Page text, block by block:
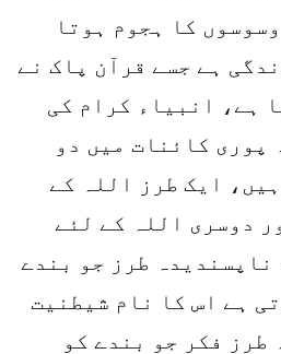
کا ہجوم ہوتا
ہے جسے قرآن پاک نے
ہے، انبیاء کرام کی
پوری کائنات میں دو
ایک طرز اللہ کے
دوسری اللہ کے لئے
ناپسندیدہ طرز جو بندے
ہے اس کا نام شیطنیت
طرز فکر جو بندے کو